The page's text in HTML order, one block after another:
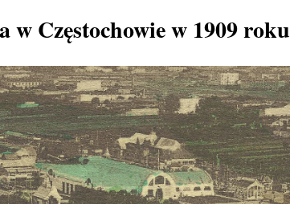
w Częstochowie w 1909 roku